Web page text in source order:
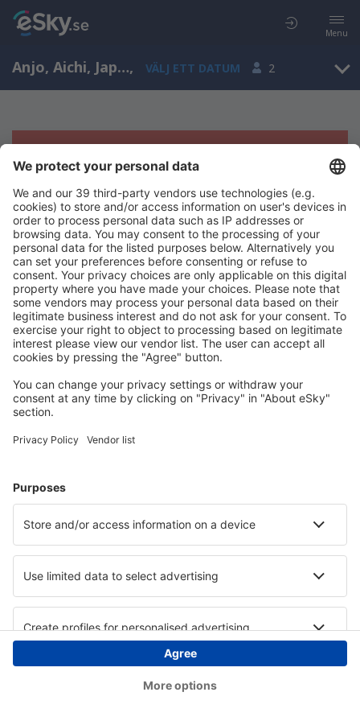
Menu
Anjo, Aichi, Japan, VÄLJ ETT DATUM 2
Tyvärr, inga resultat för denna sökning
Försök att söka med andra kriterier
Copyright © eSky.se. Alla rättigheter förbehålls.